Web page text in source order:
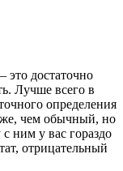
достаточно
Лучше всего в
определения
чем обычный, но
ним у вас гораздо
отрицательный